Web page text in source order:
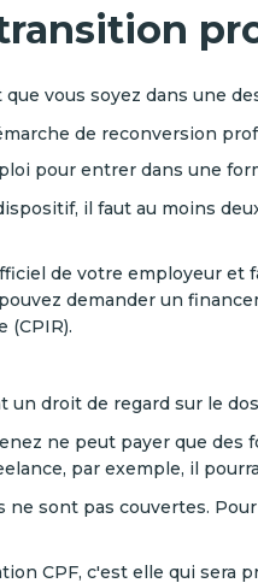
vous soyez dans une
de reconversion
pour entrer dans une
il faut au moins
de votre employeur
demander un
(CPIR).
un droit de regard sur le
ne peut payer que
par exemple, il
ne sont pas couvertes.
CPF, c'est elle qui sera